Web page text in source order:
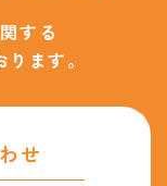
する
ます。
せ